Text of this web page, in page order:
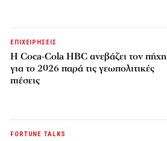
ΕΠΙΧΕΙΡΗΣΕΙΣ
Η Coca-Cola HBC ανεβάζει τον πήχη
για το 2026 παρά τις γεωπολιτικές
πιέσεις
FORTUNE TALKS